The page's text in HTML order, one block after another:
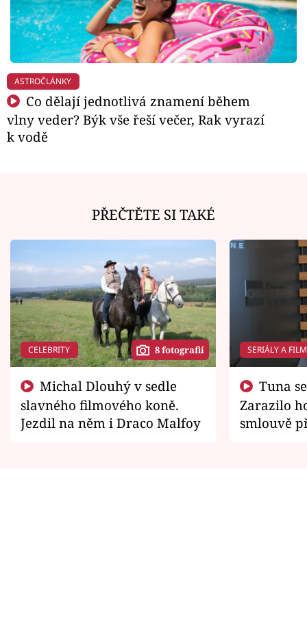
ASTROČLÁNKY
Co dělají jednotlivá znamení během
vlny veder? Býk vše řeší večer, Rak vyrazí
k vodě
PŘEČTĚTE SI TAKÉ
CELEBRITY 8 fotografií
slavného filmového koně.
Jezdil na něm i Draco Malfoy
SERIÁLY A
Zarazilo
smlouvě